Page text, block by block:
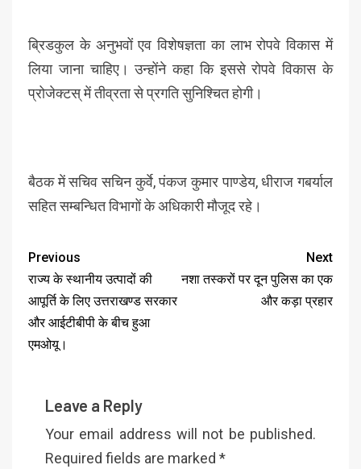
ब्रिडकुल के अनुभवों एव विशेषज्ञता का लाभ रोपवे विकास में
लिया जाना चाहिए। उन्होंने कहा कि इससे रोपवे विकास के
प्रोजेक्टस् में तीव्रता से प्रगति सुनिश्चित होगी।
बैठक में सचिव सचिन कुर्वे, पंकज कुमार पाण्डेय, धीराज गबर्याल
सहित सम्बन्धित विभागों के अधिकारी मौजूद रहे।
Previous
राज्य के स्थानीय उत्पादों की
आपूर्ति के लिए उत्तराखण्ड सरकार
और आईटीबीपी के बीच हुआ
एमओयू।
Next
नशा तस्करों पर दून पुलिस का एक
और कड़ा प्रहार
Leave a Reply
Your email address will not be published.
Required fields are marked *